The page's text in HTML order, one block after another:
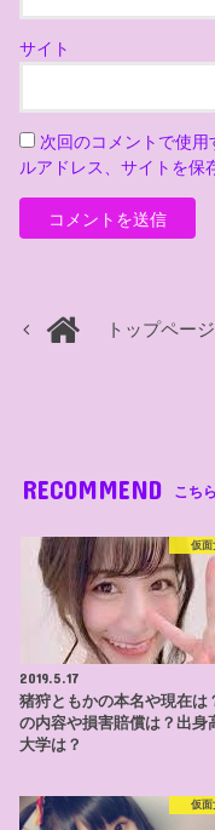
サイト
次回のコメントで使
ルアドレス、サイトを保
トップペー
RECOMMEND こち
仮面
2019.5.17
猪狩ともかの本名や現在は
の内容や損害賠償は？出身
大学は？
仮面